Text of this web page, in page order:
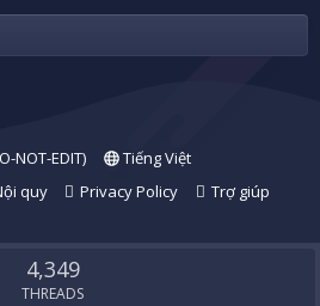
NOT-EDIT)
Tiếng Việt
quy Privacy Policy
Trợ giúp
4,349
THREADS